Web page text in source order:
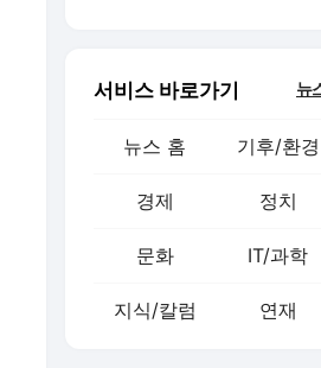
서비스 바로가기 뉴
뉴스 홈 기후/환경
경제 정치
문화 IT/과학
지식/칼럼 연재